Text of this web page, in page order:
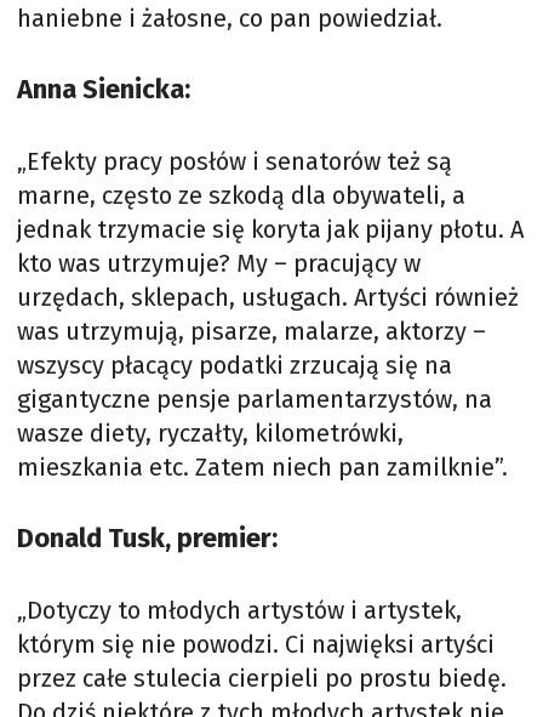
haniebne i żałosne, co pan powiedział.
Anna Sienicka:
„Efekty pracy posłów i senatorów też są
marne, często ze szkodą dla obywateli, a
jednak trzymacie się koryta jak pijany płotu. A
kto was utrzymuje? My – pracujący w
urzędach, sklepach, usługach. Artyści również
was utrzymują, pisarze, malarze, aktorzy –
wszyscy płacący podatki zrzucają się na
gigantyczne pensje parlamentarzystów, na
wasze diety, ryczałty, kilometrówki,
mieszkania etc. Zatem niech pan zamilknie”.
Donald Tusk, premier:
„Dotyczy to młodych artystów i artystek,
którym się nie powodzi. Ci najwięksi artyści
przez całe stulecia cierpieli po prostu biedę.